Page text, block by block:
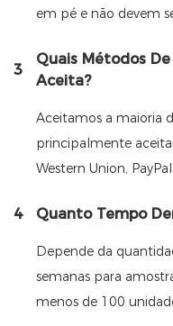
em pé e não devem
3
Quais Métodos
Aceita?
Aceitamos a maioria
principalmente
Western Union,
4 Quanto Tempo
Depende da
semanas para
menos de 100